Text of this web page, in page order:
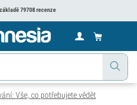
79708 recenze
Vše, co potřebujete vědět